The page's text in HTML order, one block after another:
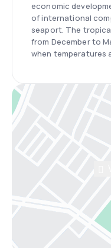
economic
of international
seaport. The
from December to
when temperatures